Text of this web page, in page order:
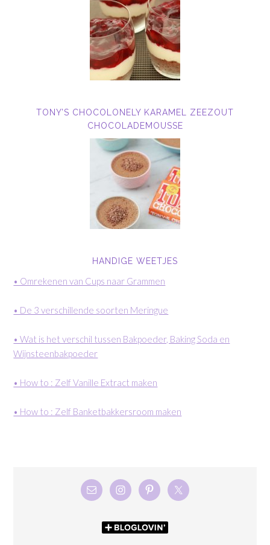
TONY’S CHOCOLONELY KARAMEL ZEEZOUT
CHOCOLADEMOUSSE
HANDIGE WEETJES
• Omrekenen van Cups naar Grammen
• De 3 verschillende soorten Meringue
• Wat is het verschil tussen Bakpoeder, Baking Soda en
Wijnsteenbakpoeder
• How to : Zelf Vanille Extract maken
• How to : Zelf Banketbakkersroom maken